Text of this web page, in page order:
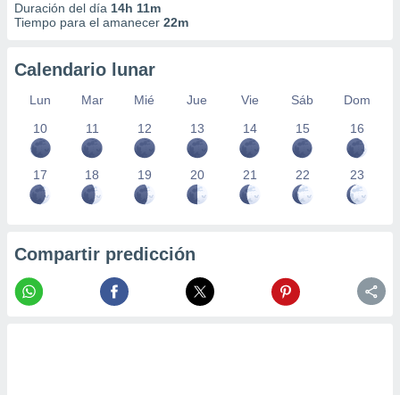
Duración del día 14h 11m
Tiempo para el amanecer 22m
Calendario lunar
Lun Mar Mié Jue Vie Sáb
Dom
10
11 12 13 14 15 16
17 18 19 20 21 22 23
Compartir predicción